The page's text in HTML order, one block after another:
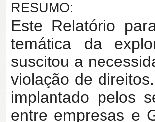
RESUMO:
Este Relatório
temática da
suscitou a
violação de
implantado pelos
entre empresas e